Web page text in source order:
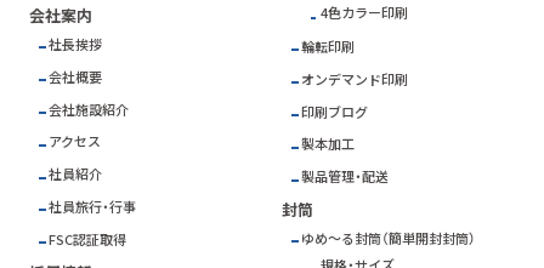
会社案内
社長挨拶
会社概要
会社施設紹介
アクセス
社員紹介
社員旅行・行事
FSC認証取得
4色カラー印刷
輪転印刷
オンデマンド印刷
印刷ブログ
製本加工
製品管理・配送
封筒
ゆめ～る封筒（簡単開封封筒）